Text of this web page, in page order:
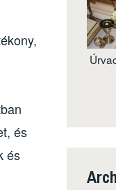
és
és